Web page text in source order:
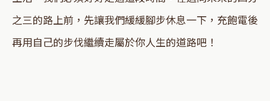
之三的路上前，先讓我們緩緩腳步休息一下，充飽電後
再用自己的步伐繼續走屬於你人生的道路吧！